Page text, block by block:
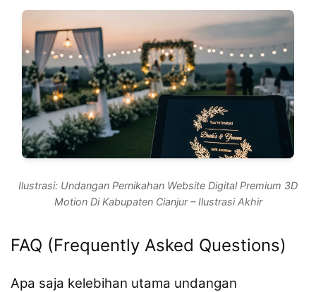
Ilustrasi: Undangan Pernikahan Website Digital Premium 3D
Motion Di Kabupaten Cianjur – Ilustrasi Akhir
FAQ (Frequently Asked Questions)
Apa saja kelebihan utama undangan